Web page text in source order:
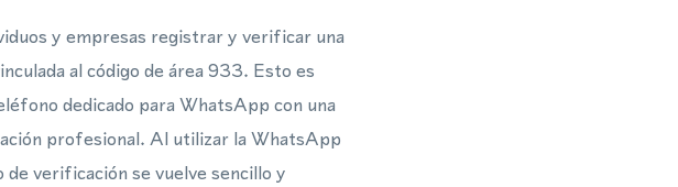
y empresas registrar y verificar una
al código de área 933. Esto es
dedicado para WhatsApp con una
profesional. Al utilizar la WhatsApp
verificación se vuelve sencillo y